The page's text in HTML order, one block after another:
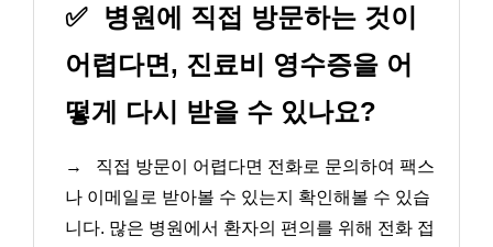
✅
병원에 직접 방문하는 것이
어렵다면, 진료비 영수증을 어
떻게 다시 받을 수 있나요?
→
직접 방문이 어렵다면 전화로 문의하여 팩스
나 이메일로 받아볼 수 있는지 확인해볼 수 있습
니다. 많은 병원에서 환자의 편의를 위해 전화 접